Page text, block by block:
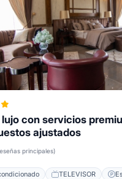
con servicios
ajustados
principales)
TELEVISOR